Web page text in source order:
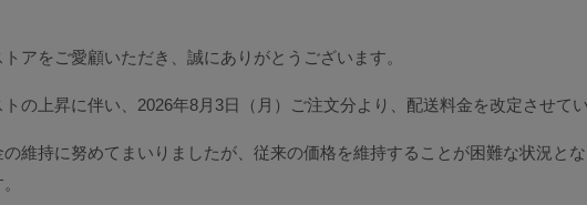
アをご愛顧いただき、誠にありがとうございます。
の上昇に伴い、2026年8月3日（月）ご注文分より、配送料金を改定させて
維持に努めてまいりましたが、従来の価格を維持することが困難な状況と